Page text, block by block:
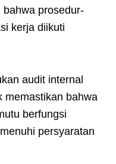
prosedur-
kerja diikuti
audit internal
memastikan bahwa
berfungsi
persyaratan